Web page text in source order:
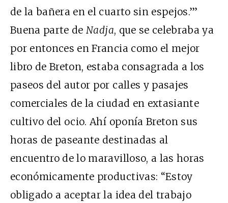
de la bañera en el cuarto sin espejos.’”
Buena parte deNadja, que se celebraba ya
por entonces en Francia como el mejor
libro de Breton, estaba consagrada a los
paseos del autor por calles y pasajes
comerciales de la ciudad en extasiante
cultivo del ocio. Ahí oponía Breton sus
horas de paseante destinadas al
encuentro de lo maravilloso, a las horas
económicamente productivas: “Estoy
obligado a aceptar la idea del trabajo